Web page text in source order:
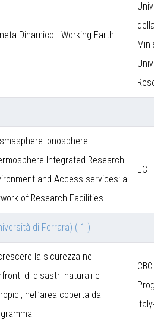
Dinamico - Working Earth
della
Ionosphere
Integrated Research
and Access services: a
of Research Facilities
EC
di Ferrara) ( 1 )
la sicurezza nei
di disastri naturali e
nell’area coperta dal
CBC
Italy-